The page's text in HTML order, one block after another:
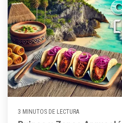
3 MINUTOS DE LECTURA